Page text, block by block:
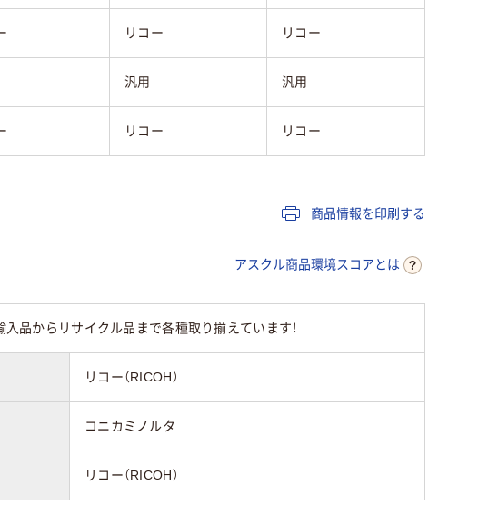
リコー リコー
汎用 汎用
リコー リコー
商品情報を印刷する
アスクル商品環境スコアとは
品からリサイクル品まで各種取り揃えています！
リコー（RICOH）
コニカミノルタ
リコー（RICOH）